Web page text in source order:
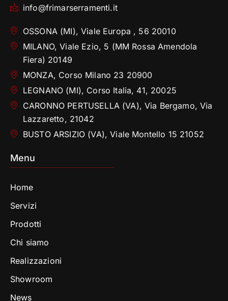
info@frimarserramenti.it
OSSONA (MI), Viale Europa , 56 20010
MILANO, Viale Ezio, 5 (MM Rossa Amendola
Fiera) 20149
MONZA, Corso Milano 23 20900
LEGNANO (MI), Corso Italia, 41, 20025
CARONNO PERTUSELLA (VA), Via Bergamo, Via
Lazzaretto, 21042
BUSTO ARSIZIO (VA), Viale Montello 15 21052
Menu
Home
Servizi
Prodotti
Chi siamo
Realizzazioni
Showroom
News